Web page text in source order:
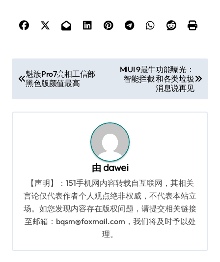
章
导
航
魅族Pro7亮相工信部
黑色版颜值最高
MIUI 9最牛功能曝光：
智能拦截 和各类垃圾
消息说再见
由 dawei
【声明】：151手机网内容转载自互联网，其相关
言论仅代表作者个人观点绝非权威，不代表本站立
场。如您发现内容存在版权问题，请提交相关链接
至邮箱：bqsm@foxmail.com，我们将及时予以处
理。